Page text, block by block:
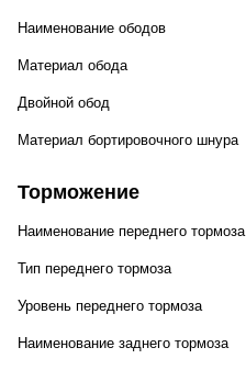
Наименование ободов
Материал обода
Двойной обод
Материал бортировочного шнура
Торможение
Наименование переднего тормоза
Тип переднего тормоза
Уровень переднего тормоза
Наименование заднего тормоза